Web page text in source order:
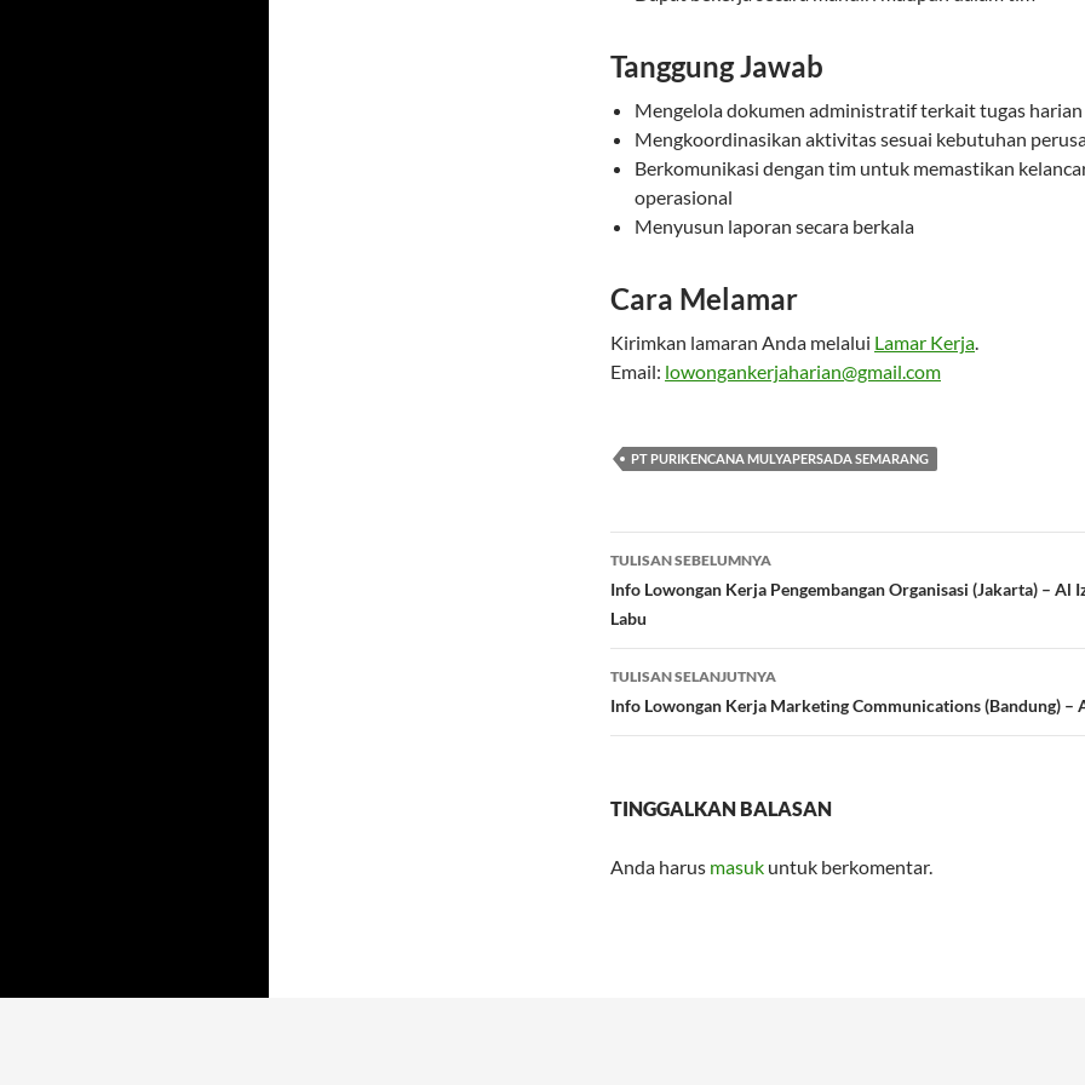
Tanggung Jawab
Mengelola dokumen administratif terkait tugas harian
Mengkoordinasikan aktivitas sesuai kebutuhan
Berkomunikasi dengan tim untuk memastikan
operasional
Menyusun laporan secara berkala
Cara Melamar
Kirimkan lamaran Anda melalui Lamar Kerja.
Email: lowongankerjaharian@gmail.com
PT PURIKENCANA MULYAPERSADA SEMARANG
Navigasi
Tulisan
TULISAN SEBELUMNYA
Info Lowongan Kerja Pengembangan Organisasi (Jakarta) – Al
Labu
TULISAN SELANJUTNYA
Info Lowongan Kerja Marketing Communications (Bandung) –
TINGGALKAN BALASAN
Anda harus masuk untuk berkomentar.